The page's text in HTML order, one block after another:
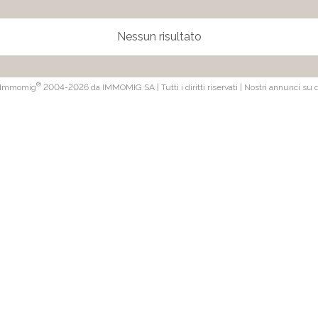
Nessun risultato
® 2004-2026 da IMMOMIG SA | Tutti i diritti riservati | Nostri annunci su